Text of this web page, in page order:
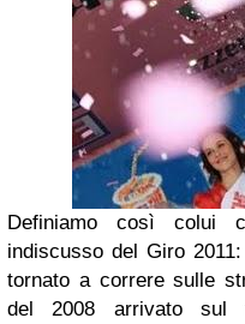
Definiamo così colui
indiscusso del Giro
tornato a correre sulle
del 2008 arrivato